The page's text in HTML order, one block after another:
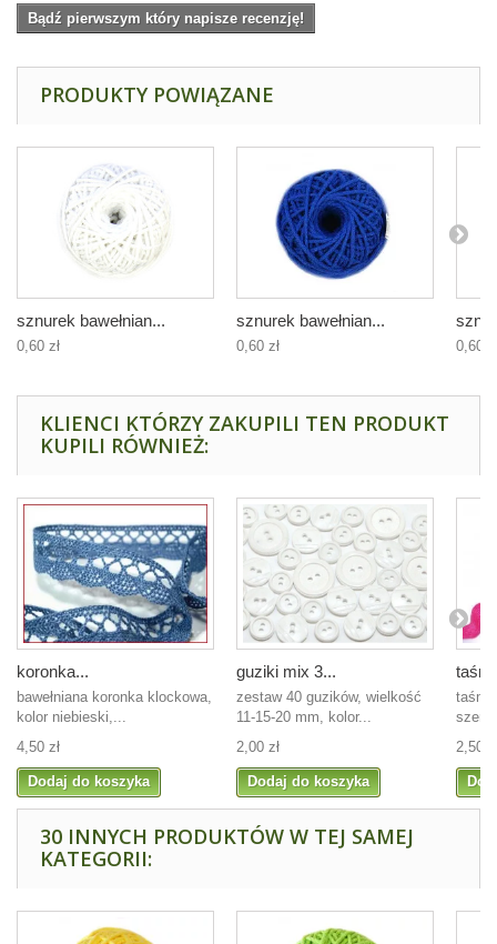
Bądź pierwszym który napisze recenzję!
PRODUKTY POWIĄZANE
sznurek bawełnian...
0,60 zł
sznurek bawełnian...
0,60 zł 0,60
KLIENCI KTÓRZY ZAKUPILI TEN PRODUKT
KUPILI RÓWNIEŻ:
koronka...
bawełniana koronka klockowa,
kolor niebieski,...
4,50 zł
Dodaj do koszyka
guziki mix 3...
zestaw 40 guzików, wielkość
11-15-20 mm, kolor...
2,00 zł
Dodaj do koszyka
2,50
30 INNYCH PRODUKTÓW W TEJ SAMEJ
KATEGORII: